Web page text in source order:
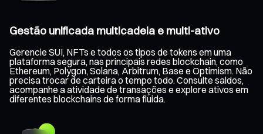
Gestão unificada multicadeia e multi-ativo
Gerencie SUI, NFTs e todos os tipos de tokens em uma
plataforma segura, nas principais redes blockchain, como
Ethereum, Polygon, Solana, Arbitrum, Base e Optimism. Não
precisa trocar de carteira o tempo todo. Consulte saldos,
acompanhe a atividade de transações e explore ativos em
diferentes blockchains de forma fluida.